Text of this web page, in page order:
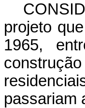
projeto
1965,
passariam